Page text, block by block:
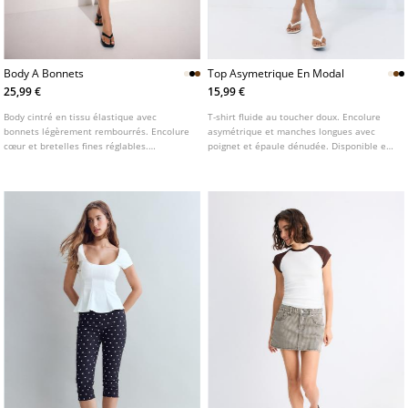
Body A Bonnets
25,99 €
Body cintré en tissu élastique avec
bonnets légèrement rembourrés. Encolure
cœur et bretelles fines réglables.
coloris.
Top Asymetrique En Modal
15,99 €
T-shirt fluide au toucher doux. Encolure
asymétrique et manches longues avec
poignet et épaule dénudée. Disponible en